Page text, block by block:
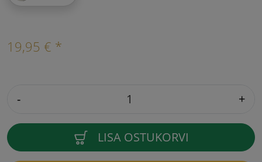
19,95 € *
- +
LISA OSTUKORVI